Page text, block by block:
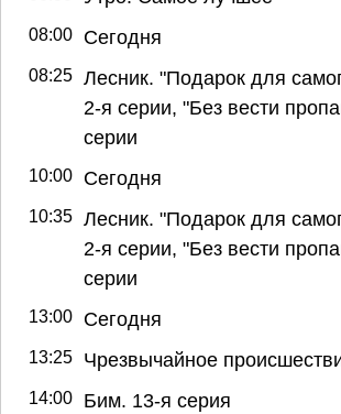
08:00 Сегодня
08:25 Лесник. "Подарок для
2-я серии, "Без вести
серии
10:00 Сегодня
10:35 Лесник. "Подарок для
2-я серии, "Без вести
серии
13:00 Сегодня
13:25 Чрезвычайное
14:00 Бим. 13-я серия